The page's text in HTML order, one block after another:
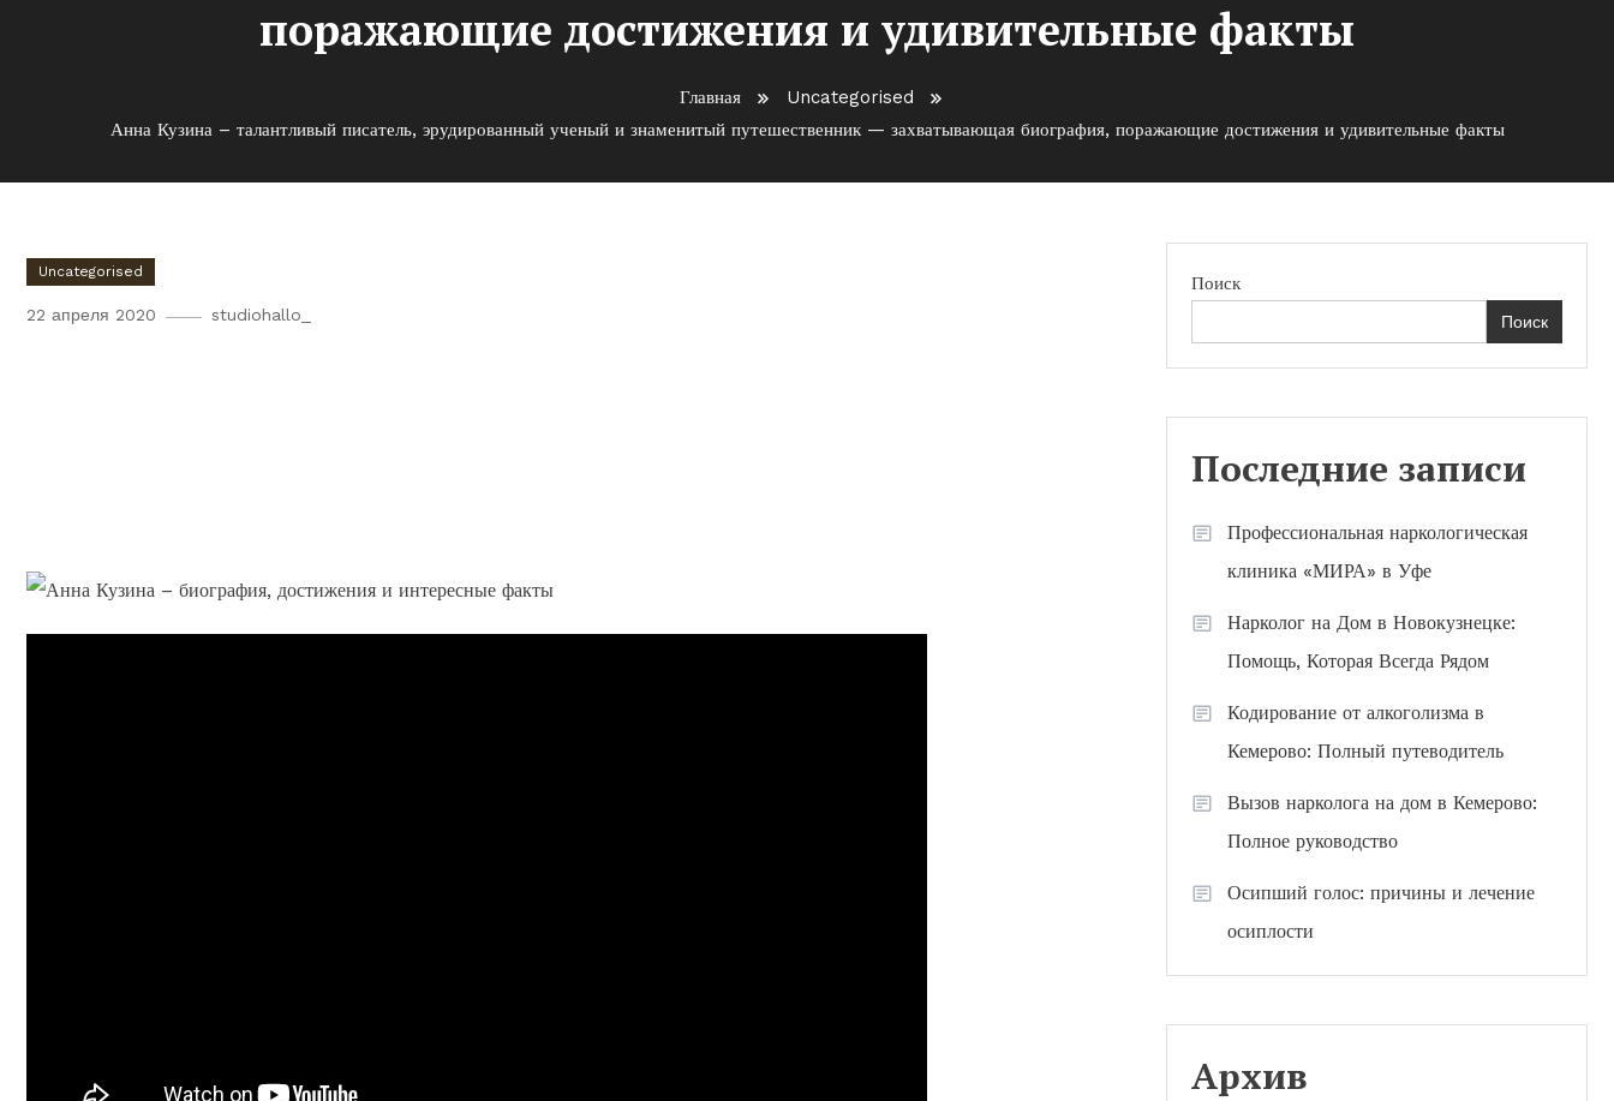
поражающие достижения и удивительные факты
Главная
Uncategorised
Анна Кузина – талантливый писатель, эрудированный ученый и знаменитый путешественник — захватывающая биография, поражающие достижения и удивительные факты
Uncategorised
22 апреля 2020 studiohallo_
Поиск
Поиск
Последние записи
Профессиональная наркологическая
клиника «МИРА» в Уфе
Нарколог на Дом в Новокузнецке:
Помощь, Которая Всегда Рядом
Кодирование от алкоголизма в
Кемерово: Полный путеводитель
Вызов нарколога на дом в Кемерово:
Полное руководство
Осипший голос: причины и лечение
осиплости
Архив